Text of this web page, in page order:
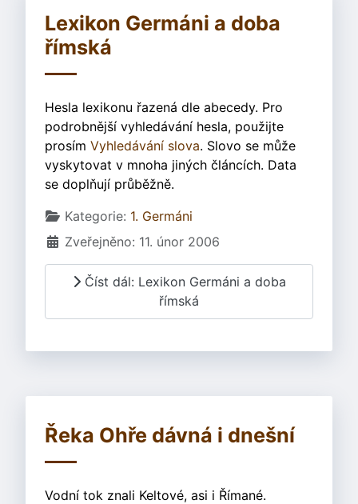
Lexikon Germáni a doba
římská
Hesla lexikonu řazená dle abecedy. Pro
podrobnější vyhledávání hesla, použijte
prosím Vyhledávání slova. Slovo se může
vyskytovat v mnoha jiných článcích. Data
se doplňují průběžně.
Základní údaje
Kategorie: 1. Germáni
Zveřejněno: 11. únor 2006
Číst dál: Lexikon Germáni a doba
římská
Řeka Ohře dávná i dnešní
Vodní tok znali Keltové, asi i Římané.